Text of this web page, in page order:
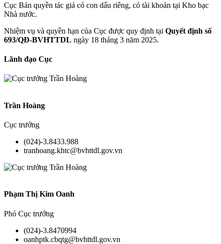
Cục Bản quyền tác giả có con dấu riêng, có tài khoản tại Kho bạc
Nhà nước.
Nhiệm vụ và quyền hạn của Cục được quy định tại Quyết định số
693/QĐ-BVHTTDL ngày 18 tháng 3 năm 2025.
Lãnh đạo Cục
Trần Hoàng
Cục trưởng
(024)-3.8433.988
tranhoang.khtc@bvhttdl.gov.vn
Phạm Thị Kim Oanh
Phó Cục trưởng
(024)-3.8470994
oanhptk.cbqtg@bvhttdl.gov.vn